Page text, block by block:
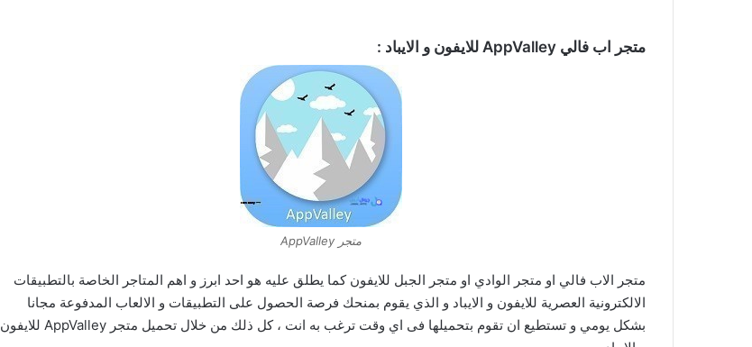
متجر اب فالي AppValley للايفون و الايباد :
متجر AppValley
متجر الاب فالي او متجر الوادي او متجر الجبل للايفون كما يطلق عليه هو احد ابرز و اهم المتاجر الخاصة بالتطبيقات
الالكترونية العصرية للايفون و الايباد و الذي يقوم بمنحك فرصة الحصول على التطبيقات و الالعاب المدفوعة مجانا
بشكل يومي و تستطيع ان تقوم بتحميلها فى اي وقت ترغب به انت ، كل ذلك من خلال تحميل متجر AppValley للايفون